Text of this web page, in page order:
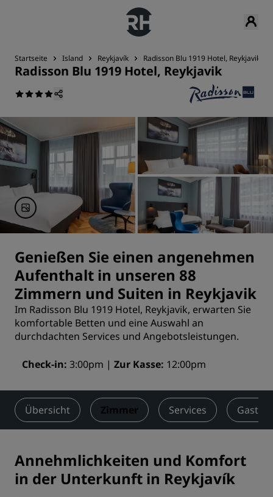
Startseite Island Reykjavík Radisson Blu 1919 Hotel, Reykjavik
Radisson Blu 1919 Hotel, Reykjavik
Genießen Sie einen angenehmen
Aufenthalt in unseren 88
Zimmern und Suiten in Reykjavik
Im Radisson Blu 1919 Hotel, Reykjavik, erwarten Sie
komfortable Betten und eine Auswahl an
durchdachten Services und Angebotsleistungen.
Check-in 3:00pm Zur Kasse 12:00pm
Übersicht Zimmer Services
Annehmlichkeiten und Komfort
in der Unterkunft in Reykjavík